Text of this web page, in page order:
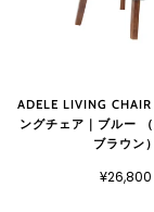
ADELE LIVING
ングチェア｜ブルー
ブラウン）
¥26,800